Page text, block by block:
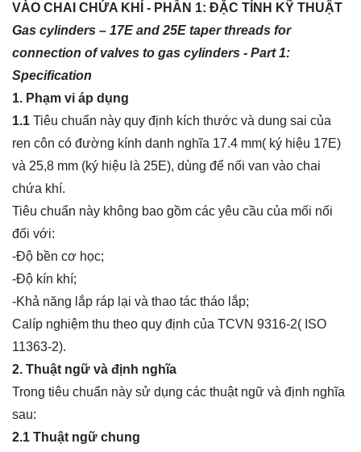
VÀO CHAI CHỨA KHÍ - PHẦN 1: ĐẶC TÍNH KỸ THUẬT
Gas cylinders – 17E and 25E taper threads for
connection of valves to gas cylinders - Part 1:
Specification
1. Phạm vi áp dụng
1.1 Tiêu chuẩn này quy định kích thước và dung sai của
ren côn có đường kính danh nghĩa 17.4 mm( ký hiệu 17E)
và 25,8 mm (ký hiệu là 25E), dùng để nối van vào chai
chứa khí.
Tiêu chuẩn này không bao gồm các yêu cầu của mối nối
đối với:
-Độ bền cơ học;
-Độ kín khí;
-Khả năng lắp ráp lại và thao tác tháo lắp;
Calíp nghiệm thu theo quy định của TCVN 9316-2( ISO
11363-2).
2. Thuật ngữ và định nghĩa
Trong tiêu chuẩn này sử dụng các thuật ngữ và định nghĩa
sau:
2.1 Thuật ngữ chung